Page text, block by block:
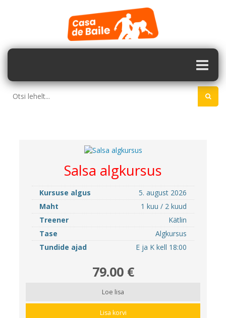
Salsa algkursus
Kursuse algus
5. august 2026
Maht
1 kuu / 2 kuud
Treener
Kätlin
Tase
Algkursus
Tundide ajad
E ja K kell 18:00
79.00 €
Loe lisa
Lisa korvi